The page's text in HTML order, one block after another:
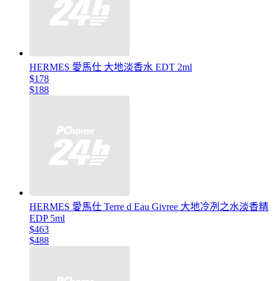
HERMES 愛馬仕 大地淡香水 EDT 2ml
$178
$188
HERMES 愛馬仕 Terre d Eau Givree 大地冷冽之水淡香精
EDP 5ml
$463
$488